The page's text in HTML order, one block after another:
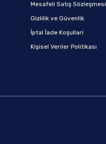
Mesafeli Satış Sözleşmesi
Gizlilik ve Güvenlik
İptal İade Koşullari
Kişisel Veriler Politikası